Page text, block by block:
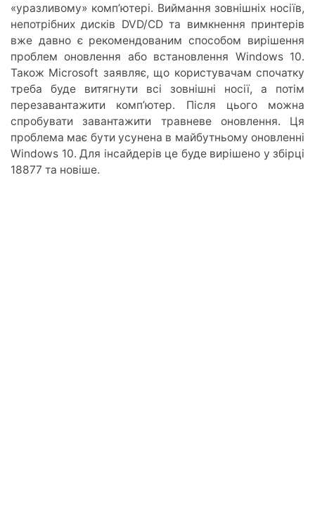
«уразливому» комп’ютері. Виймання зовнішніх носіїв,
непотрібних дисків DVD/CD та вимкнення принтерів
вже давно є рекомендованим способом вирішення
проблем оновлення або встановлення Windows 10.
Також Microsoft заявляє, що користувачам спочатку
треба буде витягнути всі зовнішні носії, а потім
перезавантажити комп’ютер. Після цього можна
спробувати завантажити травневе оновлення. Ця
проблема має бути усунена в майбутньому оновленні
Windows 10. Для інсайдерів це буде вирішено у збірці
18877 та новіше.